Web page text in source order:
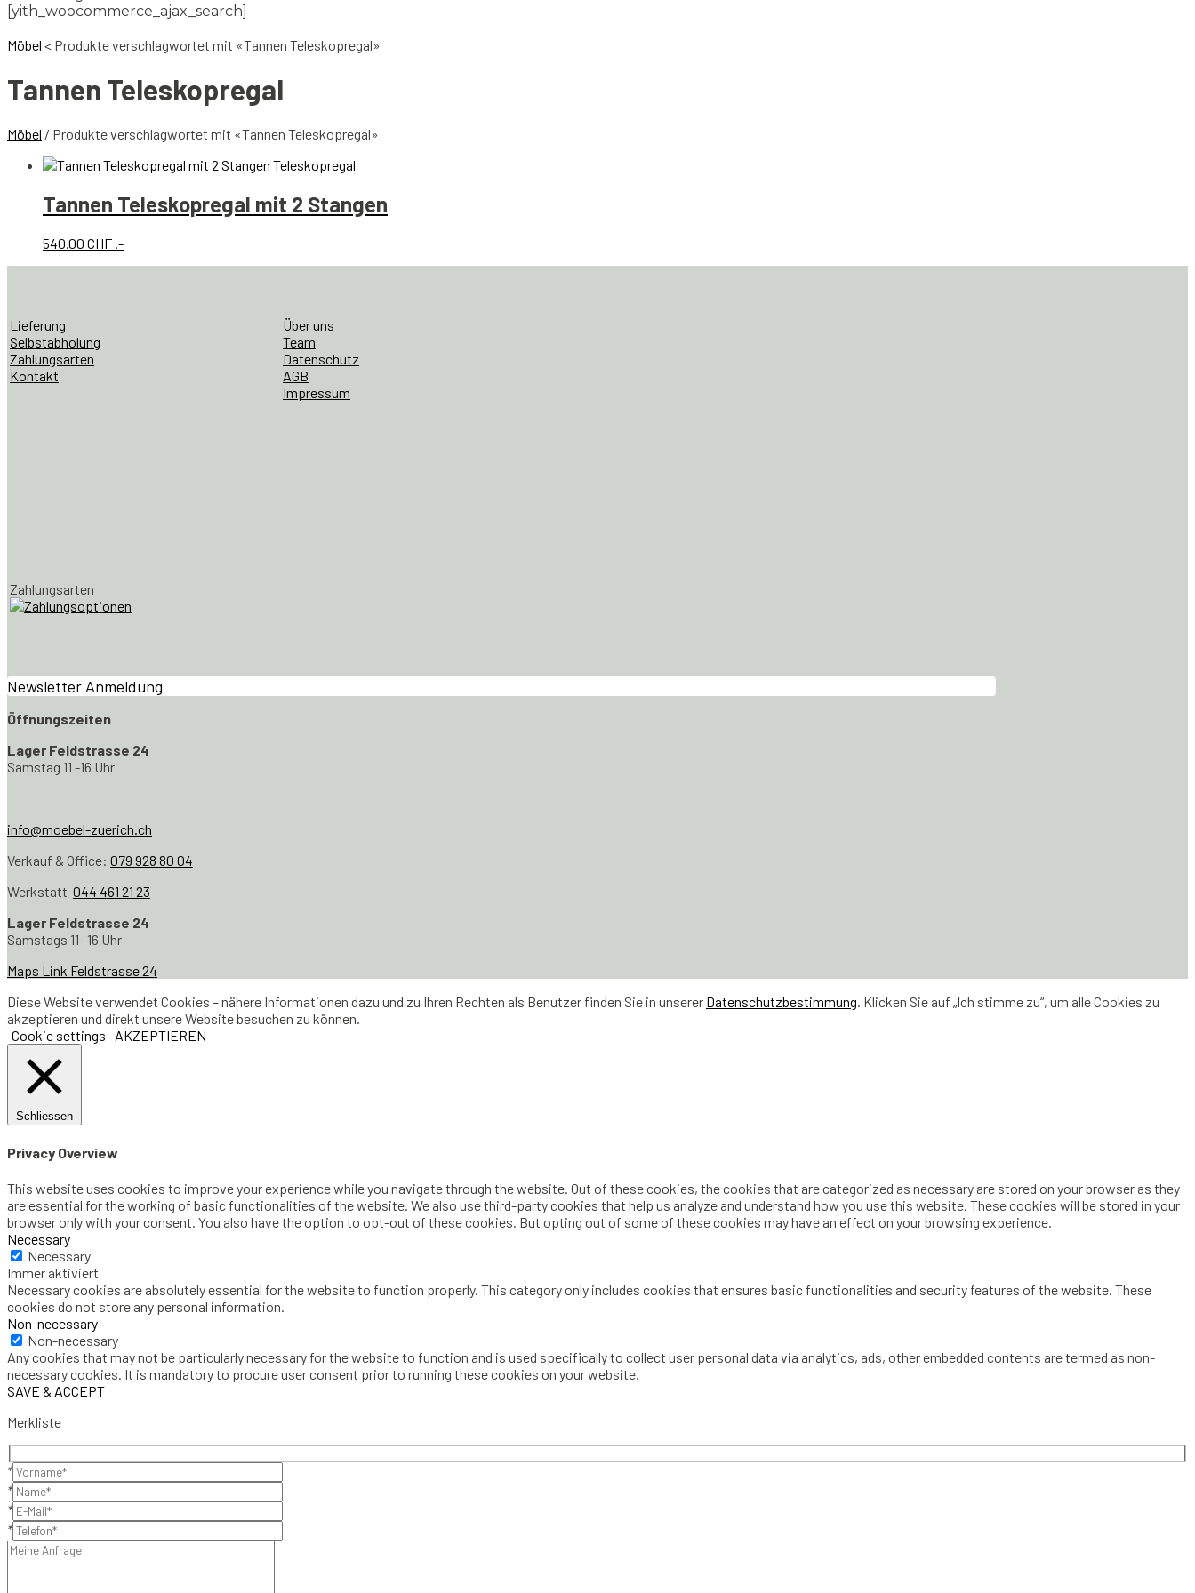
[yith_woocommerce_ajax_search]
Möbel < Produkte verschlagwortet mit «Tannen Teleskopregal»
Tannen Teleskopregal
Möbel / Produkte verschlagwortet mit «Tannen Teleskopregal»
Tannen Teleskopregal mit 2 Stangen
540.00 CHF .-
Lieferung
Selbstabholung
Zahlungsarten
Kontakt
Über uns
Team
Datenschutz
AGB
Impressum
Zahlungsarten
Newsletter Anmeldung
Öffnungszeiten
Lager Feldstrasse 24
Samstag 11 -16 Uhr
info@moebel-zuerich.ch
Verkauf & Office: 079 928 80 04
Werkstatt 044 461 21 23
Lager Feldstrasse 24
Samstags 11 -16 Uhr
Maps Link Feldstrasse 24
Diese Website verwendet Cookies – nähere Informationen dazu und zu Ihren Rechten als Benutzer finden Sie in unserer Datenschutzbestimmung . Klicken Sie auf „Ich stimme zu“, um alle Cookies zu
akzeptieren und direkt unsere Website besuchen zu können.
Cookie settings
AKZEPTIEREN
Schliessen
Privacy Overview
This website uses cookies to improve your experience while you navigate through the website. Out of these cookies, the cookies that are categorized as necessary are stored on your browser as they
are essential for the working of basic functionalities of the website. We also use third-party cookies that help us analyze and understand how you use this website. These cookies will be stored in your
browser only with your consent. You also have the option to opt-out of these cookies. But opting out of some of these cookies may have an effect on your browsing experience.
Necessary
Necessary
Immer aktiviert
Necessary cookies are absolutely essential for the website to function properly. This category only includes cookies that ensures basic functionalities and security features of the website. These
cookies do not store any personal information.
Non-necessary
Non-necessary
Any cookies that may not be particularly necessary for the website to function and is used specifically to collect user personal data via analytics, ads, other embedded contents are termed as non-
necessary cookies. It is mandatory to procure user consent prior to running these cookies on your website.
SAVE & ACCEPT
Merkliste
*
*
*
*